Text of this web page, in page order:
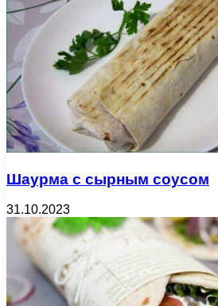
Шаурма с сырным соусом
31.10.2023